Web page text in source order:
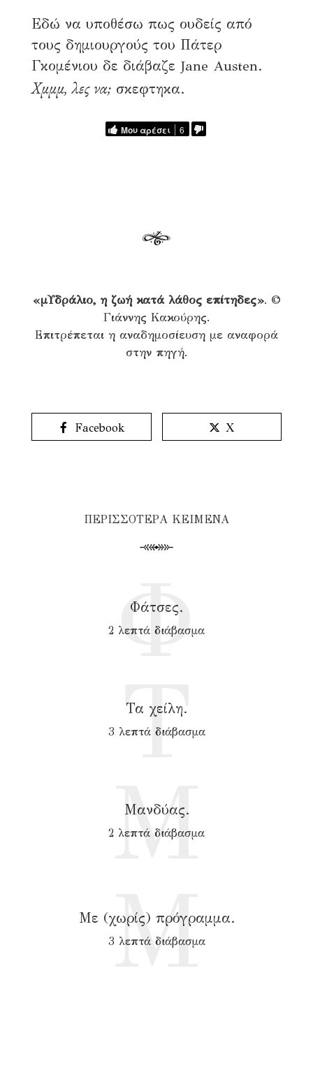
Εδώ να υποθέσω πως ουδείς από
τους δημιουργούς του Πάτερ
Γκομένιου δε διάβαζε Jane Austen.
Χμμμ, λες να;σκεφτηκα.
Μου αρέσει 6
«μΥδράλιο, η ζωή κατά λάθος επίτηδες». ©
Γιάννης Κακούρης.
Επιτρέπεται η αναδημοσίευση με αναφορά
στην πηγή.
Facebook X
ΠΕΡΙΣΣΟΤΕΡΑ ΚΕΙΜΕΝΑ
Φάτσες.
2 λεπτά διάβασμα
Φ
Τα χείλη.
3 λεπτά διάβασμα
Τ
Μανδύας.
2 λεπτά διάβασμα
Μ
Με (χωρίς) πρόγραμμα.
3 λεπτά διάβασμα
Μ